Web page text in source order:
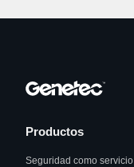
Productos
Seguridad como servicio